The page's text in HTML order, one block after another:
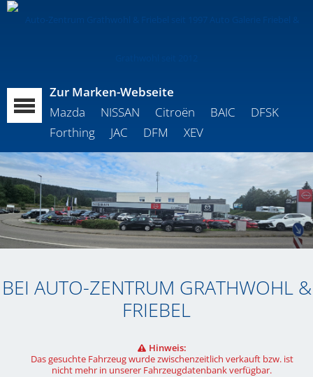
Zur Marken-Webseite
Mazda
NISSAN Citroën BAIC
DFSK
Forthing
JAC DFM XEV
BEI AUTO-ZENTRUM GRATHWOHL &
FRIEBEL
Hinweis:
Das gesuchte Fahrzeug wurde zwischenzeitlich verkauft bzw. ist
nicht mehr in unserer Fahrzeugdatenbank verfügbar.